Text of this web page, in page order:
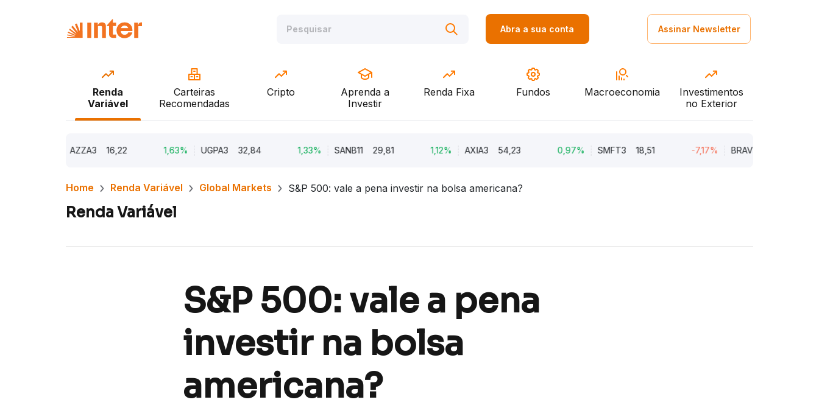
Abra a sua conta Assinar Newsletter
Renda
Variável
Carteiras
Recomendadas
Cripto
Aprenda a
Investir
Renda Fixa Fundos Macroeconomia
Investimentos
no Exterior
16,22 UGPA3 32,84 SANB11 29,81 AXIA3 54,23 SMFT3 18,51 BRAV3 18,72
Home Renda Variável Global Markets S&P 500: vale a pena investir na bolsa americana?
Renda Variável
S&P 500: vale a pena
investir na bolsa
americana?